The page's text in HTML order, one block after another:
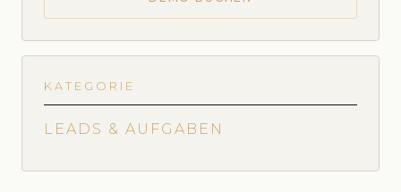
KATEGORIE
LEADS & AUFGABEN